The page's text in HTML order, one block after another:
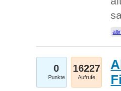
0
Punkte
16227
Aufrufe